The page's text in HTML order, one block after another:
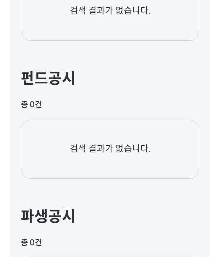
검색 결과가 없습니다.
펀드공시
총 0건
검색 결과가 없습니다.
파생공시
총 0건